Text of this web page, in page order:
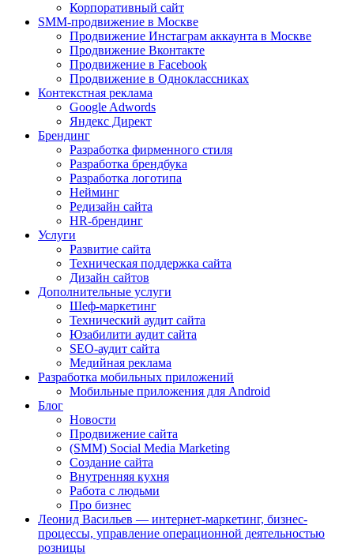
Корпоративный сайт
SMM-продвижение в Москве
Продвижение Инстаграм аккаунта в Москве
Продвижение Вконтакте
Продвижение в Facebook
Продвижение в Одноклассниках
Контекстная реклама
Google Adwords
Яндекс Директ
Брендинг
Разработка фирменного стиля
Разработка брендбука
Разработка логотипа
Нейминг
Редизайн сайта
HR-брендинг
Услуги
Развитие сайта
Техническая поддержка сайта
Дизайн сайтов
Дополнительные услуги
Шеф-маркетинг
Технический аудит сайта
Юзабилити аудит сайта
SEO-аудит сайта
Медийная реклама
Разработка мобильных приложений
Мобильные приложения для Android
Блог
Новости
Продвижение сайта
(SMM) Social Media Marketing
Создание сайта
Внутренняя кухня
Работа с людьми
Про бизнес
Леонид Васильев — интернет-маркетинг, бизнес-
процессы, управление операционной деятельностью
розницы